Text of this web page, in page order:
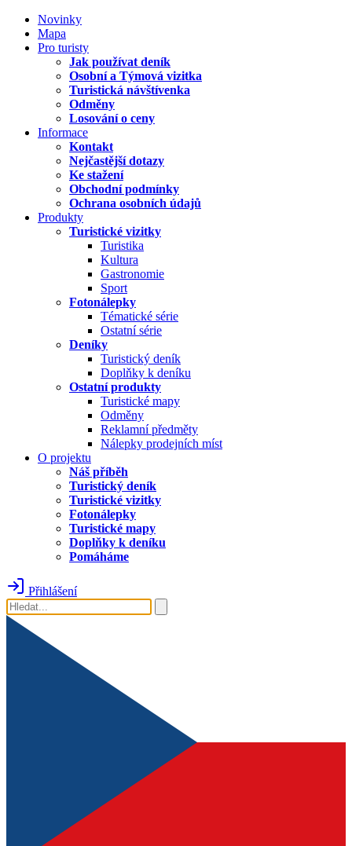
Novinky
Mapa
Pro turisty
Jak používat deník
Osobní a Týmová vizitka
Turistická návštívenka
Odměny
Losování o ceny
Informace
Kontakt
Nejčastější dotazy
Ke stažení
Obchodní podmínky
Ochrana osobních údajů
Produkty
Turistické vizitky
Turistika
Kultura
Gastronomie
Sport
Fotonálepky
Tématické série
Ostatní série
Deníky
Turistický deník
Doplňky k deníku
Ostatní produkty
Turistické mapy
Odměny
Reklamní předměty
Nálepky prodejních míst
O projektu
Náš příběh
Turistický deník
Turistické vizitky
Fotonálepky
Turistické mapy
Doplňky k deníku
Pomáháme
Přihlášení